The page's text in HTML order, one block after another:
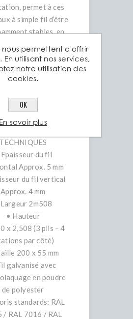
permet à ces
à simple fil d’être
stables, en
Medium 3D 5/4
idéal pour les
résidentiels et
professionnel.
TECHNIQUES
du fil
Approx. 5 mm
du fil vertical
Approx. 4 mm
2m508
• Hauteur
x 2,508 (3 plis – 4
par côté)
200 x 55 mm
galvanisé avec
en poudre
de polyester
standards: RAL
/ RAL 7016 / RAL
nous permettent d'offrir
En utilisant nos services,
notre utilisation des
cookies.
OK
En savoir plus